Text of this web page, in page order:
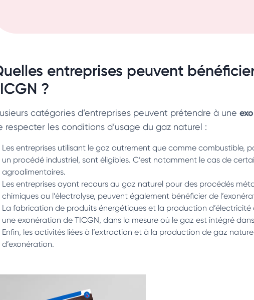
entreprises peuvent
?
catégories d’entreprises peuvent prétendre à une
respecter les conditions d’usage du gaz naturel :
Les entreprises utilisant le gaz autrement que comme combustible,
un procédé industriel, sont éligibles. C’est notamment le cas de
agroalimentaires.
Les entreprises ayant recours au gaz naturel pour des procédés
chimiques ou l’électrolyse, peuvent également bénéficier de
La fabrication de produits énergétiques et la production
une exonération de TICGN, dans la mesure où le gaz est intégré
Enfin, les activités liées à l’extraction et à la production de gaz
d’exonération.